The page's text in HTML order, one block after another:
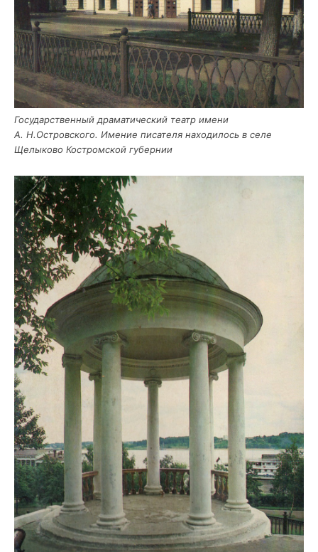
Госу­дар­ствен­ный дра­ма­ти­че­ский театр име­ни
А. Н.Островского. Име­ние писа­те­ля нахо­ди­лось в селе
Щелы­ко­во Костром­ской губернии